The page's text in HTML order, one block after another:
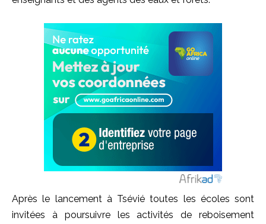
Après le lancement à Tsévié toutes les écoles sont
invitées à poursuivre les activités de reboisement